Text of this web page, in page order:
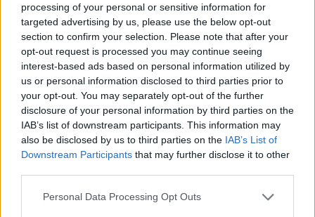
processing of your personal or sensitive information for
targeted advertising by us, please use the below opt-out
section to confirm your selection. Please note that after your
opt-out request is processed you may continue seeing
interest-based ads based on personal information utilized by
us or personal information disclosed to third parties prior to
your opt-out. You may separately opt-out of the further
disclosure of your personal information by third parties on the
IAB’s list of downstream participants. This information may
also be disclosed by us to third parties on the IAB’s List of
Downstream Participants that may further disclose it to other
Personal Data Processing Opt Outs